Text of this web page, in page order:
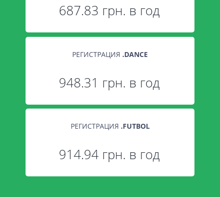
687.83 грн. в год
РЕГИСТРАЦИЯ .DANCE
948.31 грн. в год
РЕГИСТРАЦИЯ .FUTBOL
914.94 грн. в год